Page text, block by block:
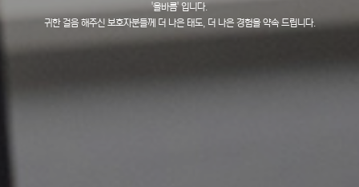
'올바름' 입니다.
귀한 걸음 해주신 보호자분들께 더 나은 태도, 더 나은 경험을 약속 드립니다.